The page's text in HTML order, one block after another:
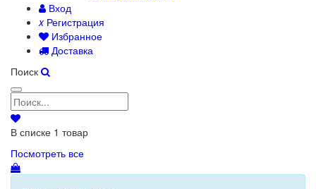
Вход
xРегистрация
Избранное
Доставка
Поиск
В списке 1 товар
Посмотреть все